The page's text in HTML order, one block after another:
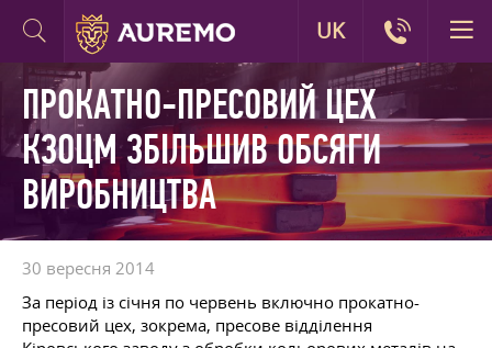
ПРОКАТНО-ПРЕСОВИЙ ЦЕХ
КЗОЦМ ЗБІЛЬШИВ ОБСЯГИ
ВИРОБНИЦТВА
30 вересня 2014
За період із січня по червень включно прокатно-
пресовий цех, зокрема, пресове відділення
UK